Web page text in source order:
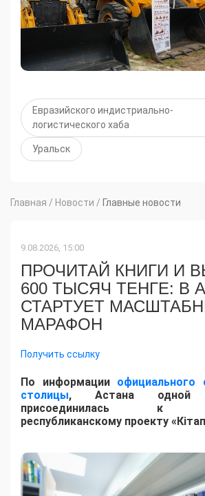
Евразийского индистриально-
логистического хаба
Уральск
Главная / Новости / Главные новости
9.08.2026, 15:00
ПРОЧИТАЙ КНИГИ И
600 ТЫСЯЧ ТЕНГЕ: В
СТАРТУЕТ
МАРАФОН
Получить ссылку
По информации официального
столицы, Астана одной
присоединилась к
республиканскому проекту